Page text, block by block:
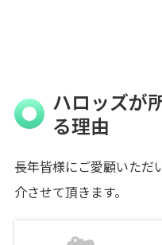
ハロッズが
る理由
長年皆様にご愛顧いただ
介させて頂きます。